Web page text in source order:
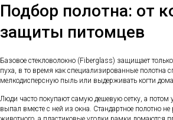
Подбор полотна: от
защиты питомцев
Базовое стекловолокно (Fiberglass) защищает
пуха, в то время как специализированные полотна
мелкодисперсную пыль или выдерживать когти
Люди часто покупают самую дешевую сетку, а потом
выпал вместе с ней из окна. Стандартное полотно не